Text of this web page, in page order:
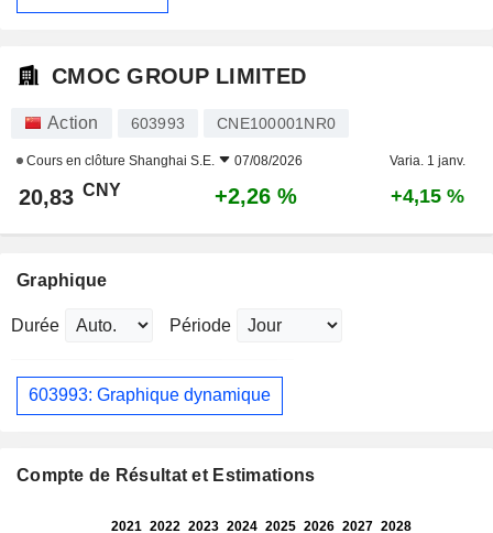
CMOC GROUP LIMITED
Action 603993 CNE100001NR0
Cours en clôture Shanghai S.E. 07/08/2026 Varia. 1 janv.
20,83 CNY +2,26 % +4,15 %
Graphique
Durée Période
603993: Graphique dynamique
Compte de Résultat et Estimations